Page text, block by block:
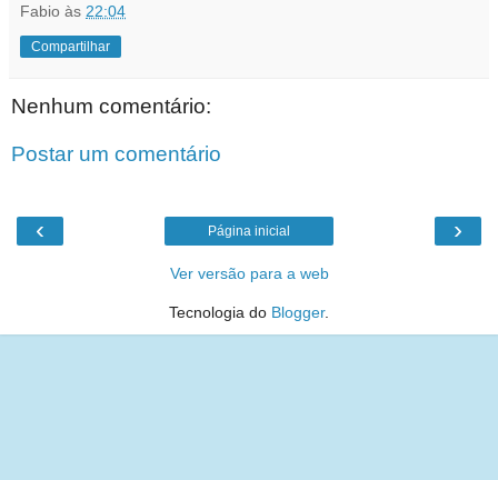
Fabio às 22:04
Compartilhar
Nenhum comentário:
Postar um comentário
‹ ›
Página inicial
Ver versão para a web
Tecnologia do Blogger.